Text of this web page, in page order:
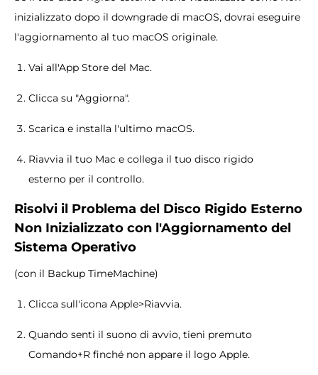
inizializzato dopo il downgrade di macOS, dovrai eseguire
l'aggiornamento al tuo macOS originale.
Vai all'App Store del Mac.
Clicca su "Aggiorna".
Scarica e installa l'ultimo macOS.
Riavvia il tuo Mac e collega il tuo disco rigido
esterno per il controllo.
Risolvi il Problema del Disco Rigido Esterno
Non Inizializzato con l'Aggiornamento del
Sistema Operativo
(con il Backup TimeMachine)
Clicca sull'icona Apple>Riavvia.
Quando senti il ​​suono di avvio, tieni premuto
Comando+R finché non appare il logo Apple.